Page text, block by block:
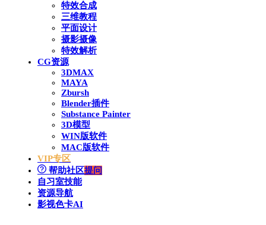
特效合成
三维教程
平面设计
摄影摄像
特效解析
CG资源
3DMAX
MAYA
Zbursh
Blender插件
Substance Painter
3D模型
WIN版软件
MAC版软件
VIP专区
帮助社区提问
自习室技能
资源导航
影视色卡AI